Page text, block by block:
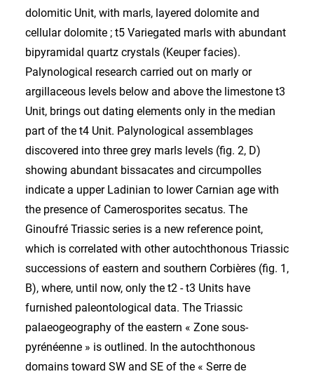
dolomitic Unit, with marls, layered dolomite and
cellular dolomite ; t5 Variegated marls with abundant
bipyramidal quartz crystals (Keuper facies).
Palynological research carried out on marly or
argillaceous levels below and above the limestone t3
Unit, brings out dating elements only in the median
part of the t4 Unit. Palynological assemblages
discovered into three grey marls levels (fig. 2, D)
showing abundant bissacates and circumpolles
indicate a upper Ladinian to lower Carnian age with
the presence of Camerosporites secatus. The
Ginoufré Triassic series is a new reference point,
which is correlated with other autochthonous Triassic
successions of eastern and southern Corbières (fig. 1,
B), where, until now, only the t2 - t3 Units have
furnished paleontological data. The Triassic
palaeogeography of the eastern « Zone sous-
pyrénéenne » is outlined. In the autochthonous
domains toward SW and SE of the « Serre de